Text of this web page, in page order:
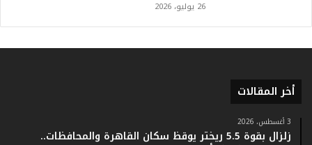
26 يوليو، 2026
أخر المقالات
3 أغسطس، 2026
زلزال بقوة 5.5 ريختر يوقظ سكان القاهرة والمحافظات..